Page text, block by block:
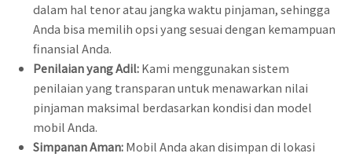
dalam hal tenor atau jangka waktu pinjaman, sehingga
Anda bisa memilih opsi yang sesuai dengan kemampuan
finansial Anda.
Penilaian yang Adil:Kami menggunakan sistem
penilaian yang transparan untuk menawarkan nilai
pinjaman maksimal berdasarkan kondisi dan model
mobil Anda.
Simpanan Aman:Mobil Anda akan disimpan di lokasi